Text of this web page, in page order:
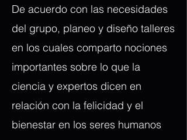
De acuerdo con las necesidades
del grupo, planeo y diseño talleres
en los cuales comparto nociones
importantes sobre lo que la
ciencia y expertos dicen en
relación con la felicidad y el
bienestar en los seres humanos